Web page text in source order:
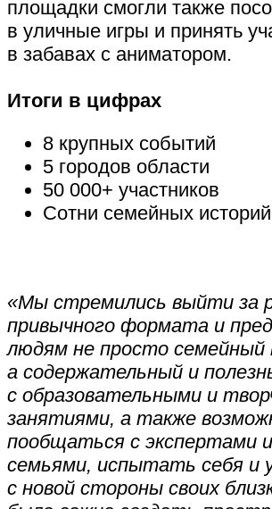
площадки смогли также
в уличные игры и принять
в забавах с аниматором.
Итоги в цифрах
8 крупных событий
5 городов области
50 000+ участников
Сотни семейных историй
«Мы стремились выйти за
привычного формата и
людям не просто семейный
а содержательный и
с образовательными и
занятиями, а также
пообщаться с экспертами
семьями, испытать себя и
с новой стороны своих